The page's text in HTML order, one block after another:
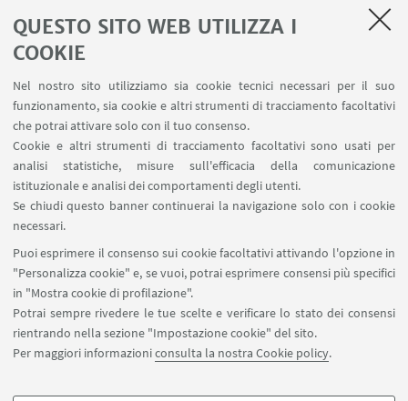
QUESTO SITO WEB UTILIZZA I
COOKIE
Nel nostro sito utilizziamo sia cookie tecnici necessari per il suo
funzionamento, sia cookie e altri strumenti di tracciamento facoltativi
che potrai attivare solo con il tuo consenso.
Cookie e altri strumenti di tracciamento facoltativi sono usati per
analisi statistiche, misure sull'efficacia della comunicazione
istituzionale e analisi dei comportamenti degli utenti.
Se chiudi questo banner continuerai la navigazione solo con i cookie
necessari.
Puoi esprimere il consenso sui cookie facoltativi attivando l'opzione in
"Personalizza cookie" e, se vuoi, potrai esprimere consensi più specifici
in "Mostra cookie di profilazione".
Potrai sempre rivedere le tue scelte e verificare lo stato dei consensi
rientrando nella sezione "Impostazione cookie" del sito.
Per maggiori informazioniconsulta la nostra Cookie policy.
Città meravigliosa e ricca di eventi
Possibilità di conoscere tante persone di
provenienza diverse
CONTRO:
Chiusura degli studenti spagnoli
Burocrazia e segreteria lente
Alcuni esami pratici sono difficili da superare
Criteri di voto finale non sempre equilibrati
VOTO 7/8